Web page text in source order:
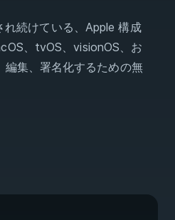
れ続けている、Apple 構成
、tvOS、visionOS、お
集、署名化するための無